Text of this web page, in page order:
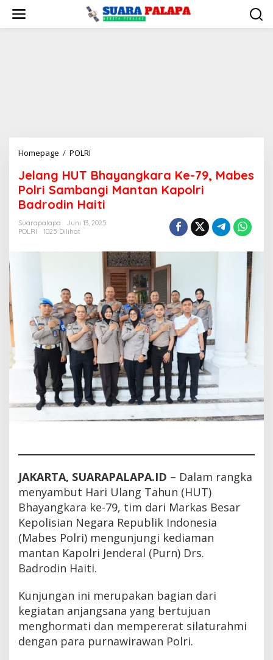
konten
Homepage / POLRI
Bhayangkara
Ke-
79,
Polri
Mantan
Kapolri
Badrodin
Haiti
Jelang HUT Bhayangkara Ke-79, Mabes
Polri Sambangi Mantan Kapolri
Badrodin Haiti
Suarapalapa
Juni 13, 2025
POLRI
1025 Dilihat
JAKARTA, SUARAPALAPA.ID – Dalam rangka
menyambut Hari Ulang Tahun (HUT)
Bhayangkara ke-79, tim dari Markas Besar
Kepolisian Negara Republik Indonesia
(Mabes Polri) mengunjungi kediaman
mantan Kapolri Jenderal (Purn) Drs.
Badrodin Haiti.
Kunjungan ini merupakan bagian dari
kegiatan anjangsana yang bertujuan
menghormati dan mempererat silaturahmi
dengan para purnawirawan Polri.